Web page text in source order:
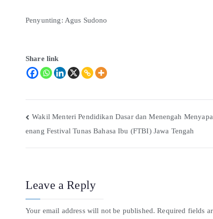
Penyunting: Agus Sudono
Share link
Wakil Menteri Pendidikan Dasar dan Menengah Menyapa
enang Festival Tunas Bahasa Ibu (FTBI) Jawa Tengah
Leave a Reply
Your email address will not be published. Required fields